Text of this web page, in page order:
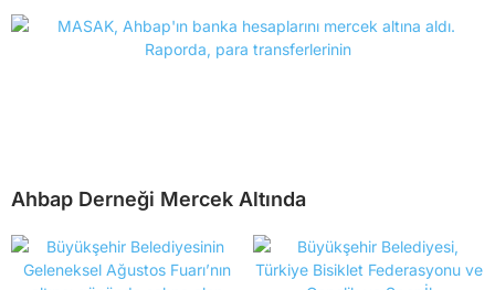
Ahbap Derneği Mercek Altında